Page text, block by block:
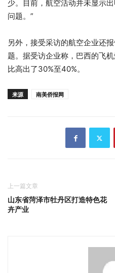
少。目前，航空活动并未显示
问题。”
另外，接受采访的航空企业还
题。据受访企业称，巴西的飞
比高出了30%至40%。
来源 南美侨报网
上一篇文章
山东省菏泽市牡丹区打造特色花
卉产业